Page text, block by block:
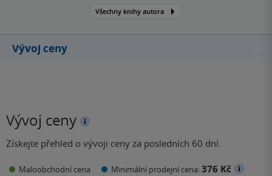
Všechny knihy autora
Vývoj ceny
Vývoj ceny
Získejte přehled o vývoji ceny za posledních 60 dní.
Maloobchodní cena Minimální prodejní cena:376 Kč